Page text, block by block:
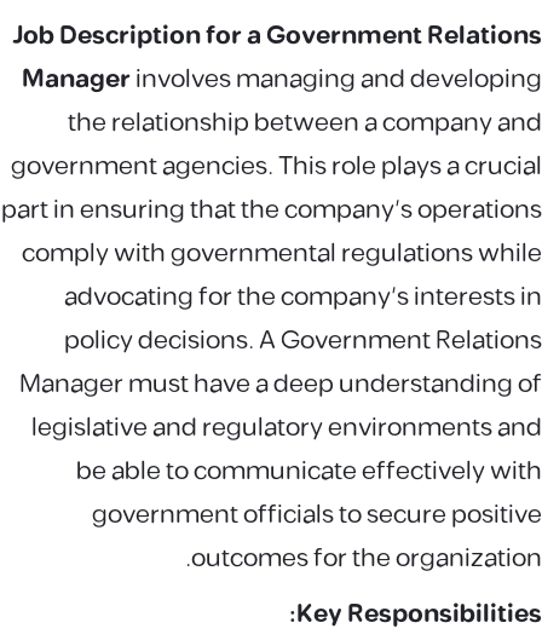
Job Description for a Government Relations
Managerinvolves managing and developing
the relationship between a company and
government agencies. This role plays a crucial
part in ensuring that the company's operations
comply with governmental regulations while
advocating for the company's interests in
policy decisions. A Government Relations
Manager must have a deep understanding of
legislative and regulatory environments and
be able to communicate effectively with
government officials to secure positive
outcomes for the organization.
Key Responsibilities: